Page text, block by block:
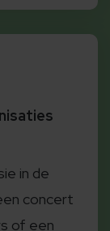
in de
concert
of een